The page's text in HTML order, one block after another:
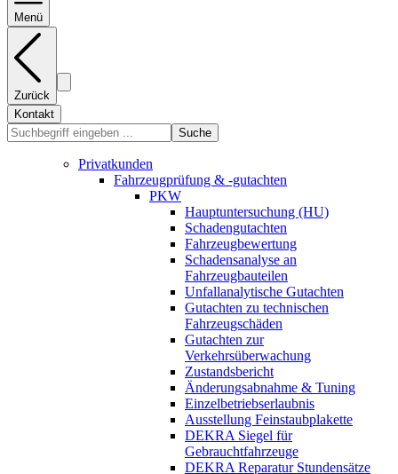
Menü
Zurück
Kontakt
Suche
Privatkunden
Fahrzeugprüfung & -gutachten
PKW
Hauptuntersuchung (HU)
Schadengutachten
Fahrzeugbewertung
Schadensanalyse an
Fahrzeugbauteilen
Unfallanalytische Gutachten
Gutachten zu technischen
Fahrzeugschäden
Gutachten zur
Verkehrsüberwachung
Zustandsbericht
Änderungsabnahme & Tuning
Einzelbetriebserlaubnis
Ausstellung Feinstaubplakette
DEKRA Siegel für
Gebrauchtfahrzeuge
DEKRA Reparatur Stundensätze